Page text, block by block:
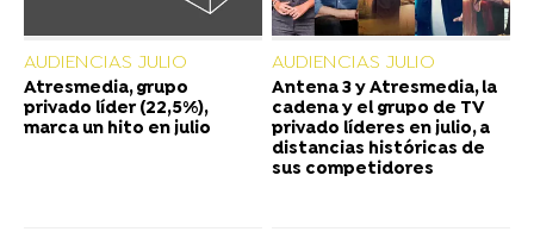
AUDIENCIAS JULIO
Atresmedia, grupo
privado líder (22,5%),
marca un hito en julio
AUDIENCIAS JULIO
Antena 3 y Atresmedia, la
cadena y el grupo de TV
privado líderes en julio, a
distancias históricas de
sus competidores